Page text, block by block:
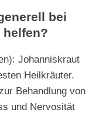
bei
helfen?
Johanniskraut
Heilkräuter.
Behandlung von
und Nervosität